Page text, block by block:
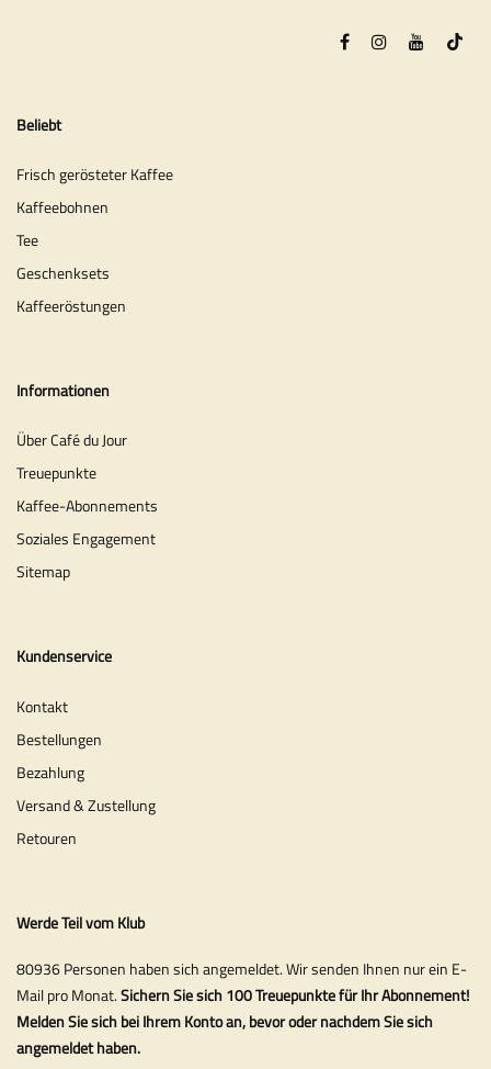
Beliebt
Frisch gerösteter Kaffee
Kaffeebohnen
Tee
Geschenksets
Kaffeeröstungen
Informationen
Über Café du Jour
Treuepunkte
Kaffee-Abonnements
Soziales Engagement
Sitemap
Kundenservice
Kontakt
Bestellungen
Bezahlung
Versand & Zustellung
Retouren
Werde Teil vom Klub
80936 Personen haben sich angemeldet. Wir senden Ihnen nur ein E-
Mail pro Monat.Sichern Sie sich 100 Treuepunkte für Ihr Abonnement!
Melden Sie sich bei Ihrem Konto an, bevor oder nachdem Sie sich
angemeldet haben.